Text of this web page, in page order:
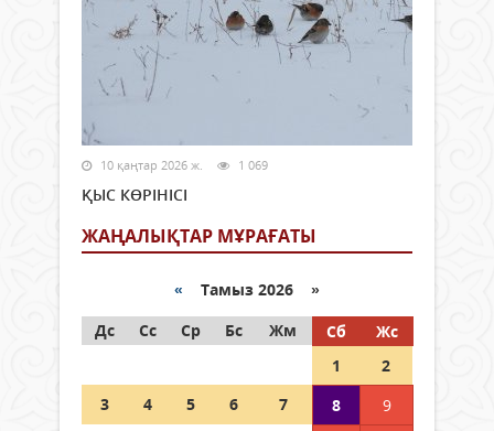
10 қаңтар 2026 ж. 1 069
ҚЫС КӨРІНІСІ
ЖАҢАЛЫҚТАР МҰРАҒАТЫ
« Тамыз 2026 »
Дс
Сс Ср Бс Жм Сб
Жс
1
2
3
4 5 6 7 8
9